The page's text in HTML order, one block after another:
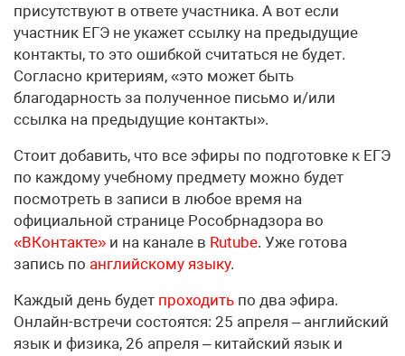
присутствуют в ответе участника. А вот если
участник ЕГЭ не укажет ссылку на предыдущие
контакты, то это ошибкой считаться не будет.
Согласно критериям, «это может быть
благодарность за полученное письмо и/или
ссылка на предыдущие контакты».
Стоит добавить, что все эфиры по подготовке к ЕГЭ
по каждому учебному предмету можно будет
посмотреть в записи в любое время на
официальной странице Рособрнадзора во
«ВКонтакте» и на канале в Rutube. Уже готова
запись по английскому языку.
Каждый день будет проходить по два эфира.
Онлайн-встречи состоятся: 25 апреля – английский
язык и физика, 26 апреля – китайский язык и